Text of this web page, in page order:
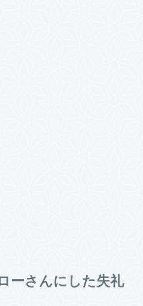
ーさんにした失礼